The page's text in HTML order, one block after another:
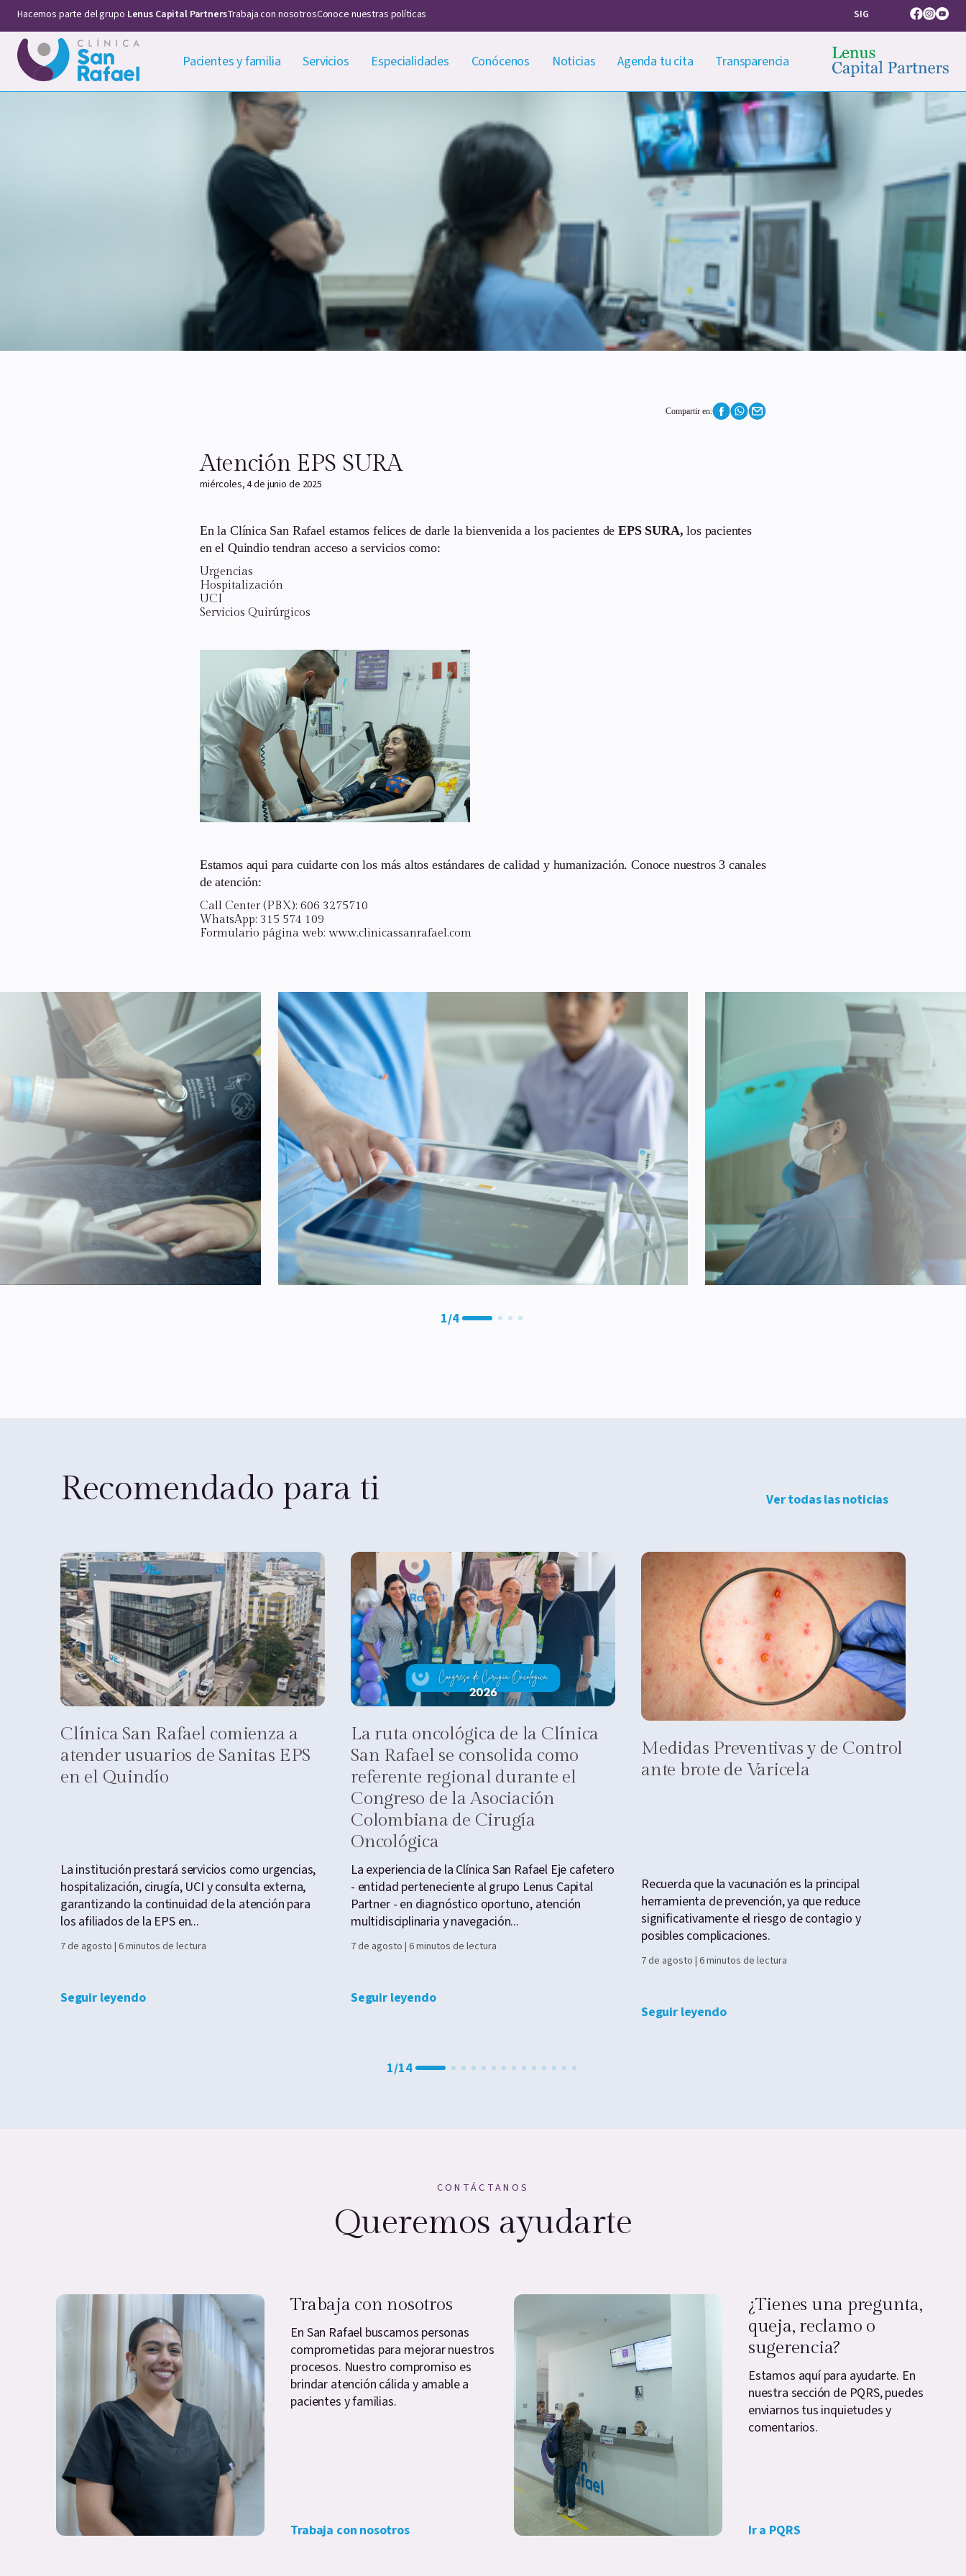
Hacemos parte del grupo Lenus Capital PartnersTrabaja con nosotrosConoce nuestras políticas SIG Facebook
Instagram
Pacientes y familia Servicios Especialidades Conócenos Noticias Agenda tu cita Transparencia
Compartir en:
Atención EPS SURA
miércoles, 4 de junio de 2025
En la Clínica San Rafael estamos felices de darle la bienvenida a los pacientes deEPS SURA,los pacientes
en el Quindio tendran acceso a servicios como:
Urgencias
Hospitalización
UCI
Servicios Quirúrgicos
Estamos aqui para cuidarte con los más altos estándares de calidad y humanización. Conoce nuestros 3 canales
de atención:
Call Center (PBX): 606 3275710
WhatsApp: 315 574 109
Formulario página web: www.clinicassanrafael.com
1/4
Recomendado para ti Ver todas las noticias
Clínica San Rafael comienza a
atender usuarios de Sanitas EPS
en el Quindío
La institución prestará servicios como urgencias,
hospitalización, cirugía, UCI y consulta externa,
garantizando la continuidad de la atención para
los afiliados de la EPS en...
7 de agosto | 6 minutos de lectura
Seguir leyendo
La ruta oncológica de la Clínica
San Rafael se consolida como
referente regional durante el
Congreso de la Asociación
Colombiana de Cirugía
Oncológica
La experiencia de la Clínica San Rafael Eje cafetero
- entidad perteneciente al grupo Lenus Capital
Partner - en diagnóstico oportuno, atención
multidisciplinaria y navegación...
7 de agosto | 6 minutos de lectura
Seguir leyendo
Medidas Preventivas y de Control
ante brote de Varicela
Recuerda que la vacunación es la principal
herramienta de prevención, ya que reduce
significativamente el riesgo de contagio y
posibles complicaciones.
7 de agosto | 6 minutos de lectura
Seguir leyendo
1/14
CONTÁCTANOS
Queremos ayudarte
Trabaja con nosotros
En San Rafael buscamos personas
comprometidas para mejorar nuestros
procesos. Nuestro compromiso es
brindar atención cálida y amable a
pacientes y familias.
Trabaja con nosotros
¿Tienes una pregunta,
queja, reclamo o
sugerencia?
Estamos aquí para ayudarte. En
nuestra sección de PQRS, puedes
enviarnos tus inquietudes y
comentarios.
Ir a PQRS